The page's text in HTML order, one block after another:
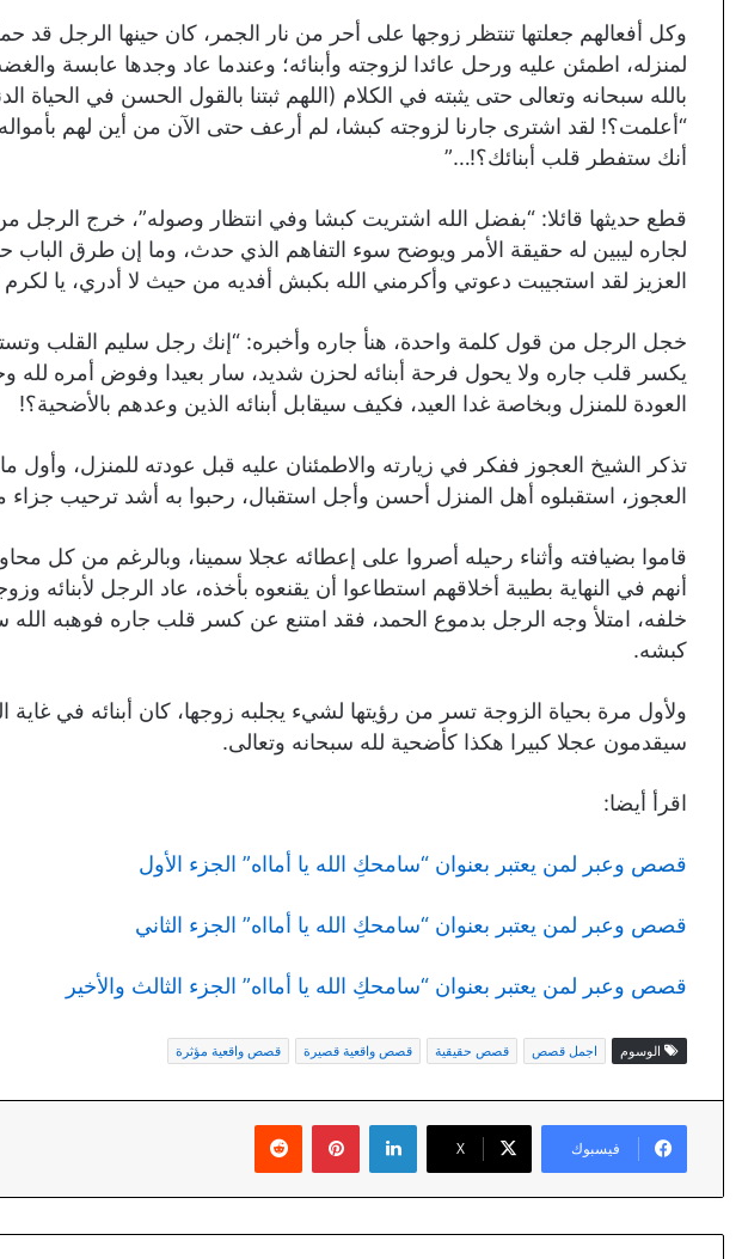
وكل أفعالهم جعلتها تنتظر زوجها على أحر من نار الجمر، كان حينها الرجل قد
لمنزله، اطمئن عليه ورحل عائدا لزوجته وأبنائه؛ وعندما عاد وجدها عابسة
بالله سبحانه وتعالى حتى يثبته في الكلام (اللهم ثبتنا بالقول الحسن في الحياة
“أعلمت؟! لقد اشترى جارنا لزوجته كبشا، لم أرعف حتى الآن من أين لهم
أنك ستفطر قلب أبنائك؟!…”
قطع حديثها قائلا: “بفضل الله اشتريت كبشا وفي انتظار وصوله”، خرج الرجل من
لجاره ليبين له حقيقة الأمر ويوضح سوء التفاهم الذي حدث، وما إن طرق الباب
العزيز لقد استجيبت دعوتي وأكرمني الله بكبش أفديه من حيث لا أدري، يا لكرم
خجل الرجل من قول كلمة واحدة، هنأ جاره وأخبره: “إنك رجل سليم القلب
يكسر قلب جاره ولا يحول فرحة أبنائه لحزن شديد، سار بعيدا وفوض أمره لله
العودة للمنزل وبخاصة غدا العيد، فكيف سيقابل أبنائه الذين وعدهم بالأضحية؟!
تذكر الشيخ العجوز ففكر في زيارته والاطمئنان عليه قبل عودته للمنزل، وأول
العجوز، استقبلوه أهل المنزل أحسن وأجل استقبال، رحبوا به أشد ترحيب جزاء
قاموا بضيافته وأثناء رحيله أصروا على إعطائه عجلا سمينا، وبالرغم من كل
أنهم في النهاية بطيبة أخلاقهم استطاعوا أن يقنعوه بأخذه، عاد الرجل لأبنائه
خلفه، امتلأ وجه الرجل بدموع الحمد، فقد امتنع عن كسر قلب جاره فوهبه الله
كبشه.
ولأول مرة بحياة الزوجة تسر من رؤيتها لشيء يجلبه زوجها، كان أبنائه في غاية
سيقدمون عجلا كبيرا هكذا كأضحية لله سبحانه وتعالى.
اقرأ أيضا:
قصص وعبر لمن يعتبر بعنوان “سامحكِ الله يا أمااه” الجزء الأول
قصص وعبر لمن يعتبر بعنوان “سامحكِ الله يا أمااه” الجزء الثاني
قصص وعبر لمن يعتبر بعنوان “سامحكِ الله يا أمااه” الجزء الثالث والأخير
الوسوم اجمل قصص قصص حقيقية قصص واقعية قصيرة قصص واقعية مؤثرة
فيسبوك X
لينكدإن بينتيريست